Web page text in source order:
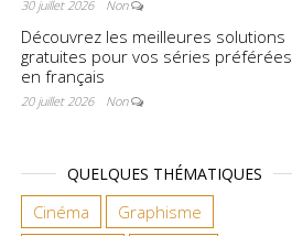
30 juillet 2026 Non
Découvrez les meilleures solutions
gratuites pour vos séries préférées
en français
20 juillet 2026 Non
QUELQUES THÉMATIQUES
Cinéma
Graphisme